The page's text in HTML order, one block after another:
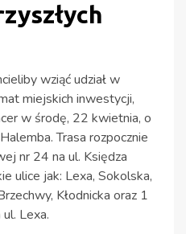
wziąć udział w
miejskich inwestycji,
w środę, 22 kwietnia, o
Trasa rozpocznie
nr 24 na ul. Księdza
ulice jak: Lexa, Sokolska,
Kłodnicka oraz 1
Lexa.